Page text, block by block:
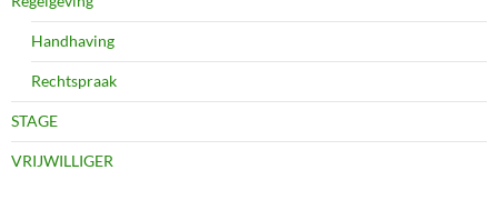
Handhaving
Rechtspraak
STAGE
VRIJWILLIGER